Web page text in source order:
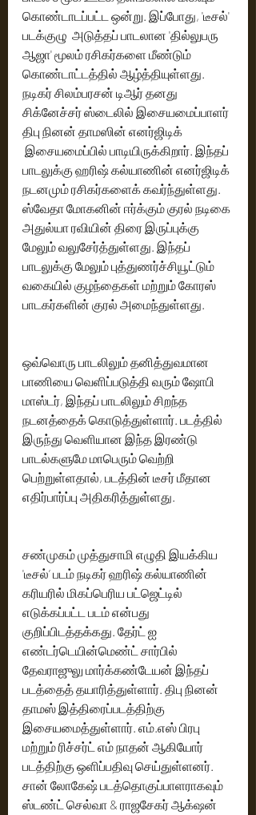
கொண்டாடப்பட்ட ஒன்று. இப்போது, 'டீசல்'
படக்குழு  அடுத்தப் பாடலான 'தில்லுபரு
ஆஜா' மூலம் ரசிகர்களை மீண்டும்
கொண்டாட்டத்தில் ஆழ்த்தியுள்ளது.
நடிகர் சிலம்பரசன் டிஆர் தனது
சிக்னேச்சர் ஸ்டைலில் இசையமைப்பாளர்
திபு நினன் தாமஸின் எனர்ஜிடிக்
இசையமைப்பில் பாடியிருக்கிறார். இந்தப்
பாடலுக்கு ஹரிஷ் கல்யாணின் எனர்ஜிடிக்
நடனமும் ரசிகர்களைக் கவர்ந்துள்ளது.
ஸ்வேதா மோகனின் ஈர்க்கும் குரல் நடிகை
அதுல்யா ரவியின் திரை இருப்புக்கு
மேலும் வலுசேர்த்துள்ளது. இந்தப்
பாடலுக்கு மேலும் புத்துணர்ச்சியூட்டும்
வகையில் குழந்தைகள் மற்றும் கோரஸ்
பாடகர்களின் குரல் அமைந்துள்ளது.
ஒவ்வொரு பாடலிலும் தனித்துவமான
பாணியை வெளிப்படுத்தி வரும் ஷோபி
மாஸ்டர், இந்தப் பாடலிலும் சிறந்த
நடனத்தைக் கொடுத்துள்ளார். படத்தில்
இருந்து வெளியான இந்த இரண்டு
பாடல்களுமே மாபெரும் வெற்றி
பெற்றுள்ளதால், படத்தின் டீசர் மீதான
எதிர்பார்ப்பு அதிகரித்துள்ளது.
சண்முகம் முத்துசாமி எழுதி இயக்கிய
'டீசல்’ படம் நடிகர் ஹரிஷ் கல்யாணின்
கரியரில் மிகப்பெரிய பட்ஜெட்டில்
எடுக்கப்பட்ட படம் என்பது
குறிப்பிடத்தக்கது. தேர்ட் ஐ
எண்டர்டெயின்மெண்ட் சார்பில்
தேவராஜுலு மார்க்கண்டேயன் இந்தப்
படத்தைத் தயாரித்துள்ளார். திபு நினன்
தாமஸ் இத்திரைப்படத்திற்கு
இசையமைத்துள்ளார். எம்.எஸ் பிரபு
மற்றும் ரிச்சர்ட் எம் நாதன் ஆகியோர்
படத்திற்கு ஒளிப்பதிவு செய்துள்ளனர்.
சான் லோகேஷ் படத்தொகுப்பாளராகவும்
ஸ்டண்ட் செல்வா & ராஜசேகர் ஆக்‌ஷன்